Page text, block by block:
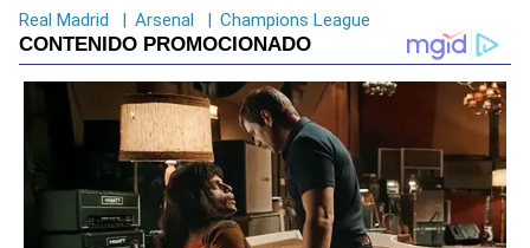
Real Madrid | Arsenal | Champions League